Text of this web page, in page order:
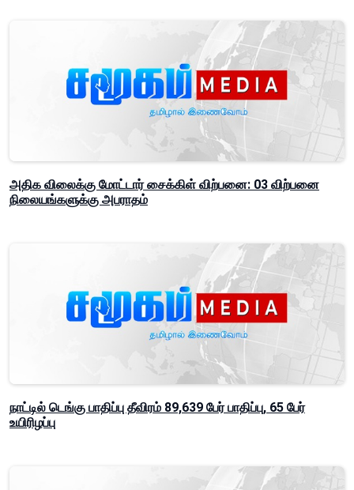
அதிக விலைக்கு மோட்டார் சைக்கிள் விற்பனை: 03 விற்பனை
நிலையங்களுக்கு அபராதம்
நாட்டில் டெங்கு பாதிப்பு தீவிரம் 89,639 பேர் பாதிப்பு, 65 பேர்
உயிரிழப்பு